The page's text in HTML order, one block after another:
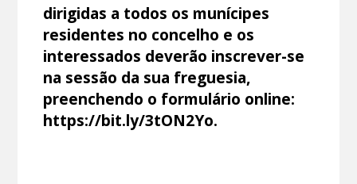
dirigidas a todos os munícipes
residentes no concelho e os
interessados deverão inscrever-se
na sessão da sua freguesia,
preenchendo o formulário online:
https://bit.ly/3tON2Yo.